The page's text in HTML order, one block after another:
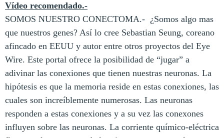
Vídeo recomendado.-
SOMOS NUESTRO CONECTOMA.- ¿Somos algo mas
que nuestros genes? Así lo cree Sebastian Seung, coreano
afincado en EEUU y autor entre otros proyectos del Eye
Wire. Este portal ofrece la posibilidad de “jugar” a
adivinar las conexiones que tienen nuestras neuronas. La
hipótesis es que la memoria reside en estas conexiones, las
cuales son increíblemente numerosas. Las neuronas
responden a estas conexiones y a su vez las conexones
influyen sobre las neuronas. La corriente químico-eléctrica